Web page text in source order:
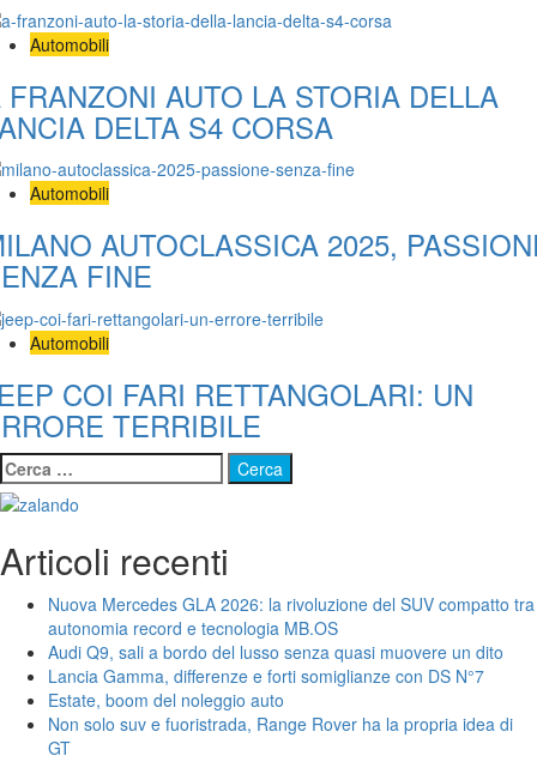
Automobili
FRANZONI AUTO LA STORIA DELLA
DELTA S4 CORSA
Automobili
AUTOCLASSICA 2025,
FINE
Automobili
COI FARI RETTANGOLARI: UN
TERRIBILE
Ricerca
per:
Articoli recenti
Nuova Mercedes GLA 2026: la rivoluzione del SUV compatto tra
autonomia record e tecnologia MB.OS
Audi Q9, sali a bordo del lusso senza quasi muovere un dito
Lancia Gamma, differenze e forti somiglianze con DS N°7
Estate, boom del noleggio auto
Non solo suv e fuoristrada, Range Rover ha la propria idea di
GT